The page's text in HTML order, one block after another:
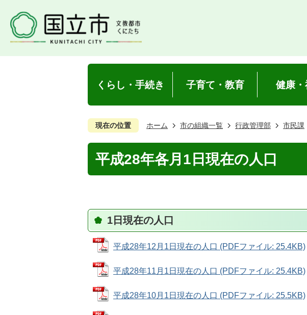
くらし・手続き 子育て・教育 健康
現在の位置 ホーム 市の組織一覧 行政管理部 市民課
平成28年各月1日現在の人口
1日現在の人口
平成28年12月1日現在の人口 (PDFファイル: 25.4KB)
平成28年11月1日現在の人口 (PDFファイル: 25.4KB)
平成28年10月1日現在の人口 (PDFファイル: 25.5KB)